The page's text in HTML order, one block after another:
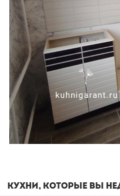
КУХНИ, КОТОРЫЕ ВЫ